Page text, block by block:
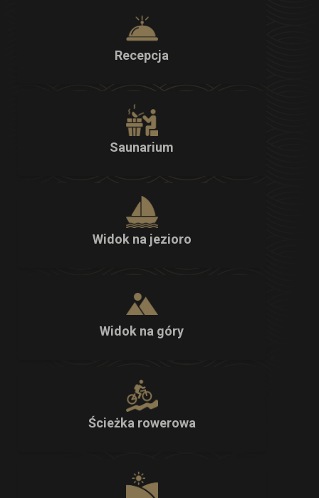
Recepcja
Saunarium
Widok na jezioro
Widok na góry
Ścieżka rowerowa